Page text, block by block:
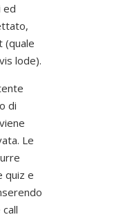
ed
(quale
lode).
di
Le
quiz e